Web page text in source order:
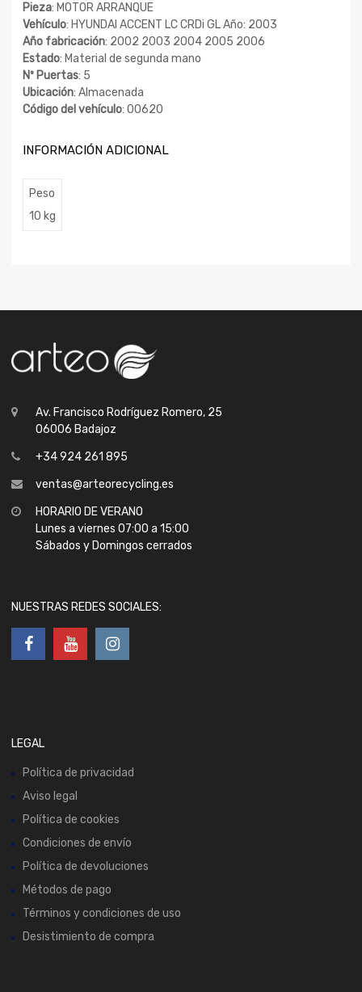
Pieza: MOTOR ARRANQUE
Vehículo: HYUNDAI ACCENT LC CRDi GL Año: 2003
Año fabricación: 2002 2003 2004 2005 2006
Estado: Material de segunda mano
Nº Puertas: 5
Ubicación: Almacenada
Código del vehículo: 00620
INFORMACIÓN ADICIONAL
Peso
10 kg
Av. Francisco Rodríguez Romero, 25
06006 Badajoz
+34 924 261 895
ventas@arteorecycling.es
HORARIO DE VERANO
Lunes a viernes 07:00 a 15:00
Sábados y Domingos cerrados
NUESTRAS REDES SOCIALES:
LEGAL
Política de privacidad
Aviso legal
Política de cookies
Condiciones de envío
Política de devoluciones
Métodos de pago
Términos y condiciones de uso
Desistimiento de compra